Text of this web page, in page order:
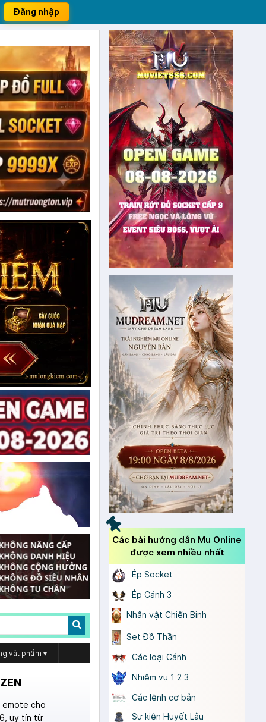
Đăng nhập
vật phẩm ▾
emote cho
uy tín từ
Các bài hướng dẫn Mu Online
được xem nhiều nhất
Ép Socket
Ép Cánh 3
Nhân vật Chiến Binh
Set Đồ Thần
Các loại Cánh
Nhiệm vụ 1 2 3
Các lệnh cơ bản
Sự kiện Huyết Lâu